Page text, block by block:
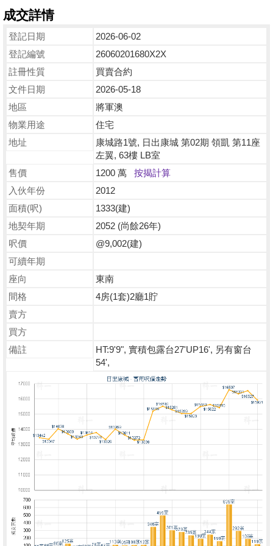
成交詳情
登記日期
2026-06-02
登記編號
26060201680X2X
註冊性質
買賣合約
文件日期
2026-05-18
地區
將軍澳
物業用途
住宅
地址
康城路1號, 日出康城 第02期 領凱 第11座
左翼, 63樓 LB室
售價
1200 萬 按揭計算
入伙年份
2012
面積(呎)
1333(建)
地契年期
2052 (尚餘26年)
呎價
@9,002(建)
可續年期
座向
東南
間格
4房(1套)2廳1貯
賣方
買方
備註
HT:9'9", 實積包露台27'UP16', 另有窗台
54',